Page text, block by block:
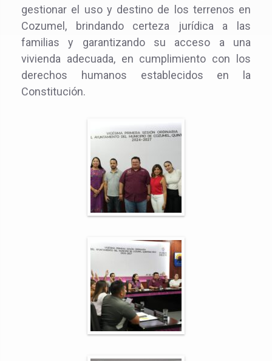
gestionar el uso y destino de los terrenos en
Cozumel, brindando certeza jurídica a las
familias y garantizando su acceso a una
vivienda adecuada, en cumplimiento con los
derechos humanos establecidos en la
Constitución.